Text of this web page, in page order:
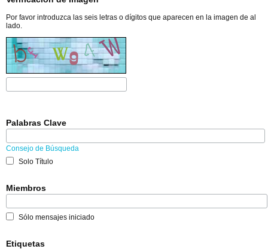
Por favor introduzca las seis letras o dígitos que aparecen en la imagen de al
lado.
Palabras Clave
Consejo de Búsqueda
Solo Título
Miembros
Sólo mensajes iniciado
Etiquetas